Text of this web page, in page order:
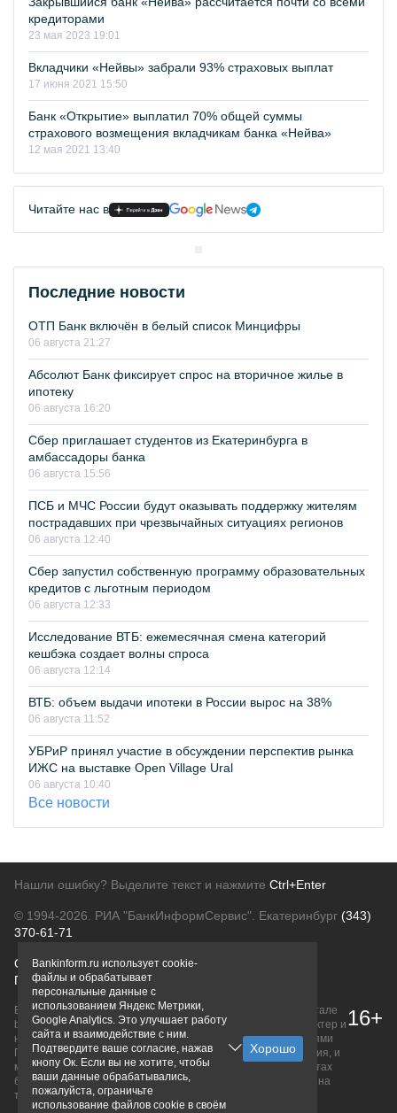
кредиторами
23 мая 2023 19:01
Вкладчики «Нейвы» забрали 93% страховых выплат
17 июня 2021 15:50
Банк «Открытие» выплатил 70% общей суммы
страхового возмещения вкладчикам банка «Нейва»
12 мая 2021 13:40
Читайте нас в
Последние новости
ОТП Банк включён в белый список Минцифры
06 августа 21:27
Абсолют Банк фиксирует спрос на вторичное жилье в
ипотеку
06 августа 16:20
Сбер приглашает студентов из Екатеринбурга в
амбассадоры банка
06 августа 15:56
ПСБ и МЧС России будут оказывать поддержку жителям
пострадавших при чрезвычайных ситуациях регионов
06 августа 12:40
Сбер запустил собственную программу образовательных
кредитов с льготным периодом
06 августа 12:33
Исследование ВТБ: ежемесячная смена категорий
кешбэка создает волны спроса
06 августа 12:14
ВТБ: объем выдачи ипотеки в России вырос на 38%
06 августа 11:52
УБРиР принял участие в обсуждении перспектив рынка
ИЖС на выставке Open Village Ural
06 августа 10:40
Все новости
Нашли ошибку? Выделите текст и нажмите Ctrl+Enter
© 1994-2026. РИА "БанкИнформСервис". Екатеринбург (343)
370-61-71
О проектеПолитика конфиденциальности
Правовая информацияДля рекламодателей
Вся информация о продуктах банков, размещенная на портале
bankinform.ru, носит исключительно ознакомительный характер и
не является публичной офертой, определяемой положениями
ГК РФ. Информация не содержит точного и полного описания, и
может быть изменена. Конечные условия уточняйте на сайтах
банков или при личном обращении. Исключительное право на
товарные знаки принадлежит их правообладателям.
16+
Bankinform.ru использует cookie-
файлы и обрабатывает
персональные данные с
использованием Яндекс Метрики,
Google Analytics. Это улучшает работу
сайта и взаимодействие с ним.
Подтвердите ваше согласие, нажав
кнопу Ок. Если вы не хотите, чтобы
ваши данные обрабатывались,
пожалуйста, ограничьте
использование файлов cookie в своём